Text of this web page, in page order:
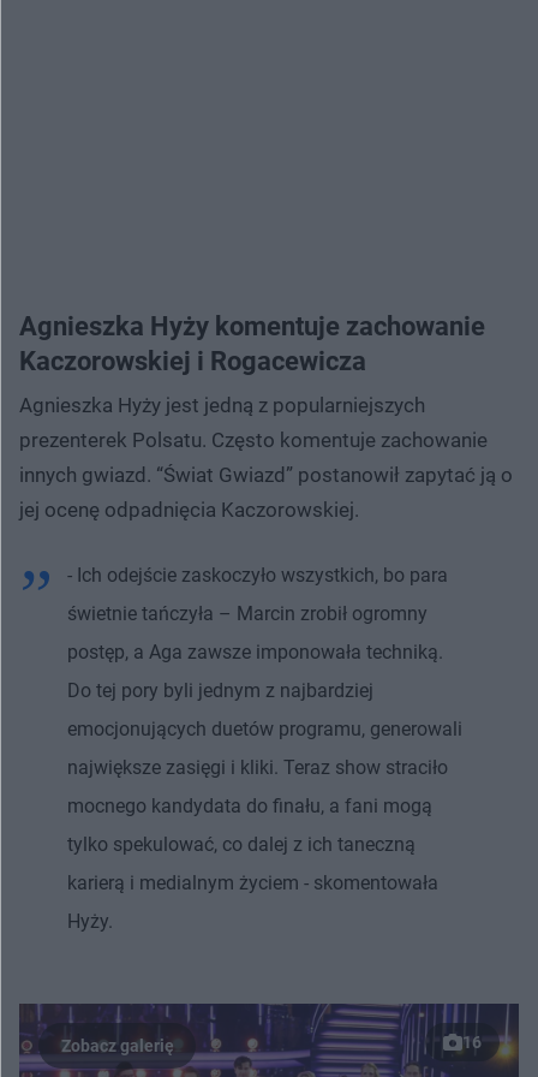
Agnieszka Hyży komentuje zachowanie
Kaczorowskiej i Rogacewicza
Agnieszka Hyży jest jedną z popularniejszych
prezenterek Polsatu. Często komentuje zachowanie
innych gwiazd. “Świat Gwiazd” postanowił zapytać ją o
jej ocenę odpadnięcia Kaczorowskiej.
- Ich odejście zaskoczyło wszystkich, bo para
świetnie tańczyła – Marcin zrobił ogromny
postęp, a Aga zawsze imponowała techniką.
Do tej pory byli jednym z najbardziej
emocjonujących duetów programu, generowali
największe zasięgi i kliki. Teraz show straciło
mocnego kandydata do finału, a fani mogą
tylko spekulować, co dalej z ich taneczną
karierą i medialnym życiem - skomentowała
Hyży.
16